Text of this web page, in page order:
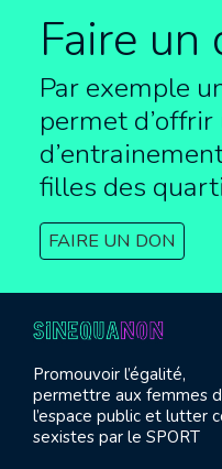
Faire un
Par exemple
permet d’offrir
filles des
FAIRE UN DON
Promouvoir l’égalité,
permettre aux femmes
l’espace public et lutter
sexistes par le SPORT